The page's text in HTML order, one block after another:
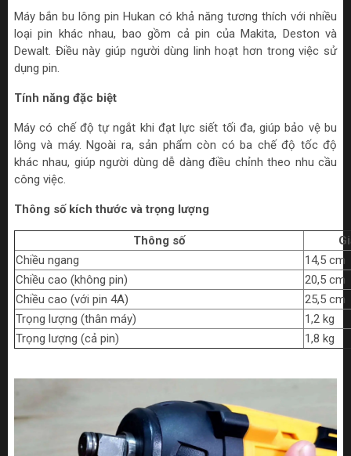
Máy bắn bu lông pin Hukan có khả năng tương thích với nhiều
loại pin khác nhau, bao gồm cả pin của Makita, Deston và
Dewalt. Điều này giúp người dùng linh hoạt hơn trong việc sử
dụng pin.
Tính năng đặc biệt
Máy có chế độ tự ngắt khi đạt lực siết tối đa, giúp bảo vệ bu
lông và máy. Ngoài ra, sản phẩm còn có ba chế độ tốc độ
khác nhau, giúp người dùng dễ dàng điều chỉnh theo nhu cầu
công việc.
Thông số kích thước và trọng lượng
Thông số
Chiều ngang
14,5 cm
Chiều cao (không pin)
20,5 cm
Chiều cao (với pin 4A)
25,5 cm
Trọng lượng (thân máy)
1,2 kg
Trọng lượng (cả pin)
1,8 kg